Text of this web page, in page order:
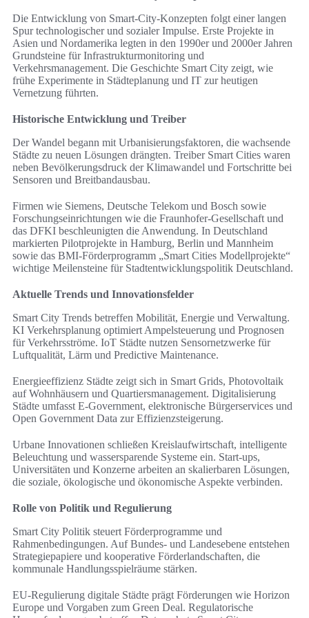
Die Entwicklung von Smart-City-Konzepten folgt einer langen
Spur technologischer und sozialer Impulse. Erste Projekte in
Asien und Nordamerika legten in den 1990er und 2000er Jahren
Grundsteine für Infrastrukturmonitoring und
Verkehrsmanagement. Die Geschichte Smart City zeigt, wie
frühe Experimente in Städteplanung und IT zur heutigen
Vernetzung führten.
Historische Entwicklung und Treiber
Der Wandel begann mit Urbanisierungsfaktoren, die wachsende
Städte zu neuen Lösungen drängten. Treiber Smart Cities waren
neben Bevölkerungsdruck der Klimawandel und Fortschritte bei
Sensoren und Breitbandausbau.
Firmen wie Siemens, Deutsche Telekom und Bosch sowie
Forschungseinrichtungen wie die Fraunhofer-Gesellschaft und
das DFKI beschleunigten die Anwendung. In Deutschland
markierten Pilotprojekte in Hamburg, Berlin und Mannheim
sowie das BMI-Förderprogramm „Smart Cities Modellprojekte“
wichtige Meilensteine für Stadtentwicklungspolitik Deutschland.
Aktuelle Trends und Innovationsfelder
Smart City Trends betreffen Mobilität, Energie und Verwaltung.
KI Verkehrsplanung optimiert Ampelsteuerung und Prognosen
für Verkehrsströme. IoT Städte nutzen Sensornetzwerke für
Luftqualität, Lärm und Predictive Maintenance.
Energieeffizienz Städte zeigt sich in Smart Grids, Photovoltaik
auf Wohnhäusern und Quartiersmanagement. Digitalisierung
Städte umfasst E-Government, elektronische Bürgerservices und
Open Government Data zur Effizienzsteigerung.
Urbane Innovationen schließen Kreislaufwirtschaft, intelligente
Beleuchtung und wassersparende Systeme ein. Start-ups,
Universitäten und Konzerne arbeiten an skalierbaren Lösungen,
die soziale, ökologische und ökonomische Aspekte verbinden.
Rolle von Politik und Regulierung
Smart City Politik steuert Förderprogramme und
Rahmenbedingungen. Auf Bundes- und Landesebene entstehen
Strategiepapiere und kooperative Förderlandschaften, die
kommunale Handlungsspielräume stärken.
EU-Regulierung digitale Städte prägt Förderungen wie Horizon
Europe und Vorgaben zum Green Deal. Regulatorische